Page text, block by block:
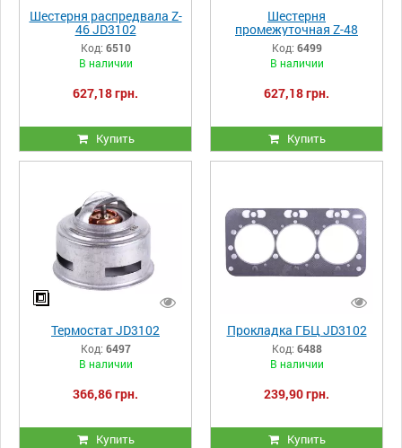
Шестерня распредвала Z-
46 JD3102
Код: 6510
В наличии
627,18 грн.
Купить
Шестерня
промежуточная Z-48
JD3102
Код: 6499
В наличии
627,18 грн.
Купить
Термостат JD3102
Код: 6497
В наличии
366,86 грн.
Купить
Прокладка ГБЦ JD3102
Код: 6488
В наличии
239,90 грн.
Купить